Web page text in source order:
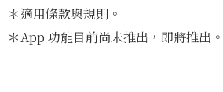
＊適用條款與規則。
＊App 功能目前尚未推出，即將推出。